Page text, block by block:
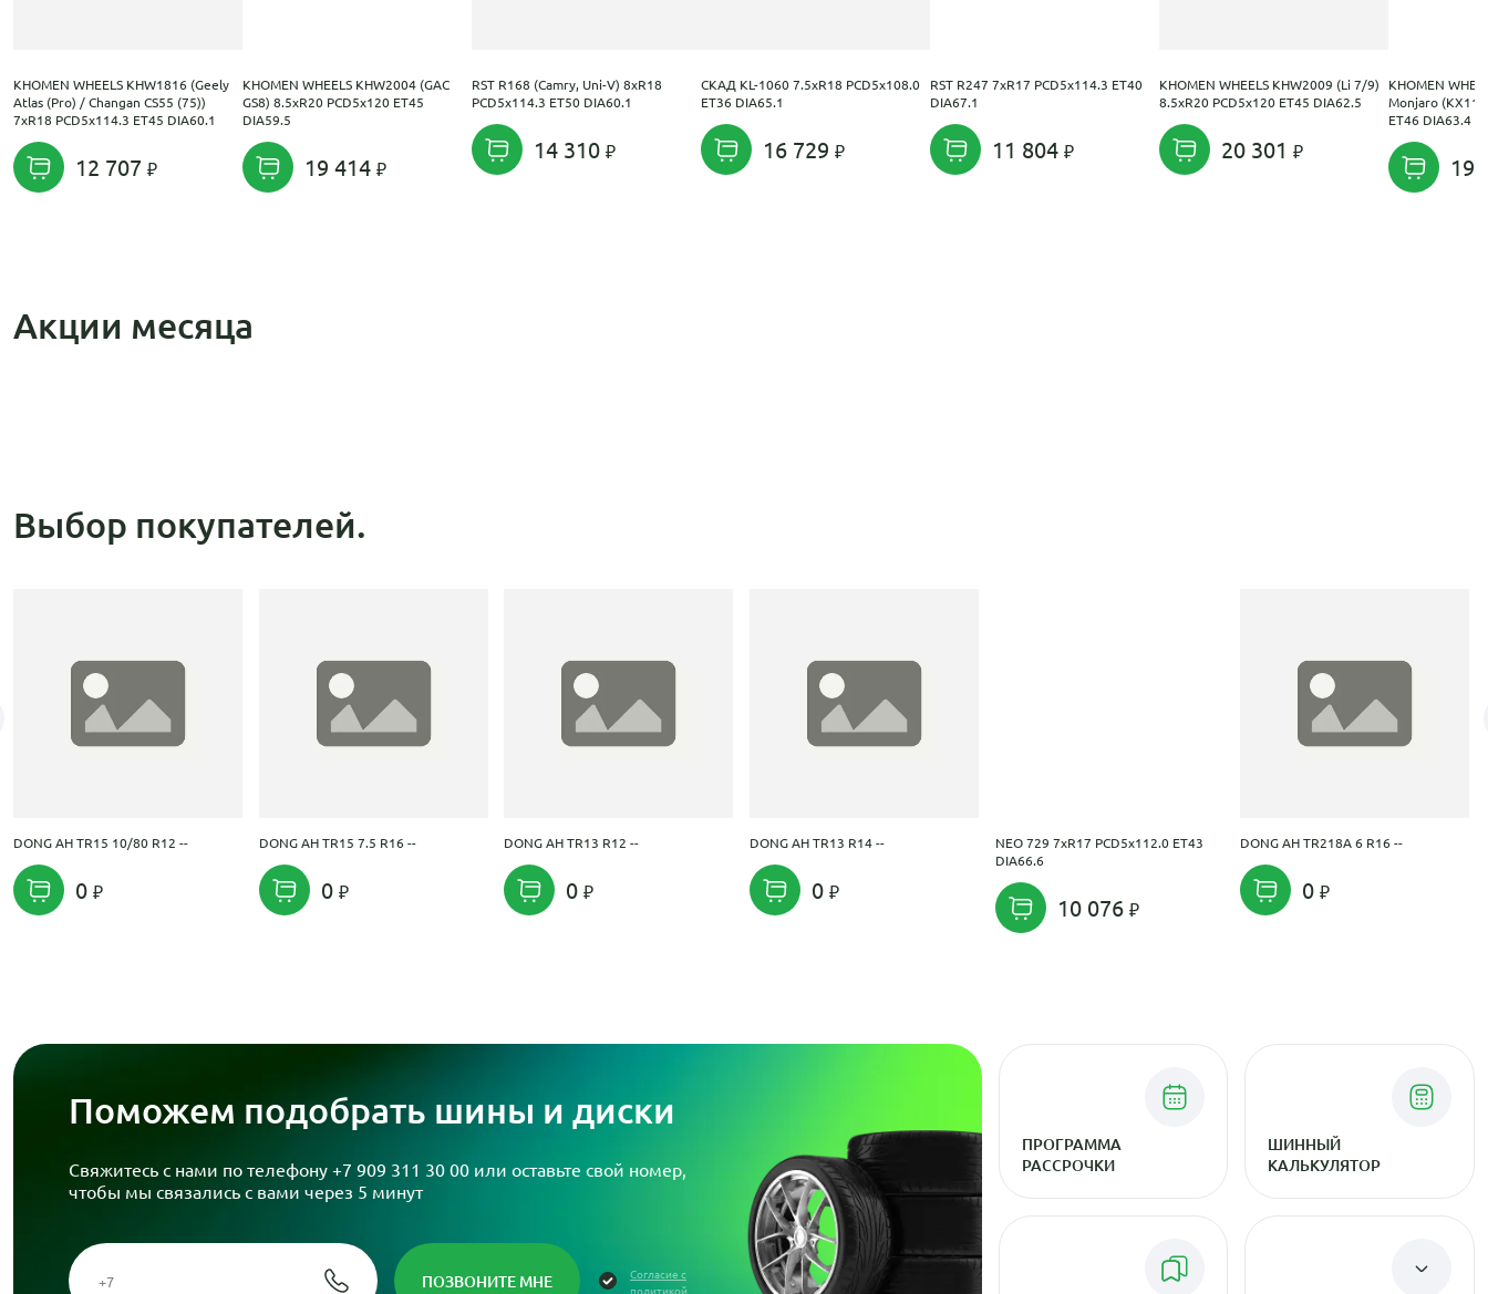
KHOMEN WHEELS KHW1816 (Geely
Atlas (Pro) / Changan CS55 (75))
7xR18 PCD5x114.3 ET45 DIA60.1
12 707
KHOMEN WHEELS KHW2004 (GAC
GS8) 8.5xR20 PCD5x120 ET45
DIA59.5
19 414
RST R168 (Camry, Uni-V) 8xR18
PCD5x114.3 ET50 DIA60.1
14 310
СКАД KL-1060 7.5xR18 PCD5x108.0
ET36 DIA65.1
16 729
RST R247 7xR17 PCD5x114.3 ET40
DIA67.1
11 804
KHOMEN WHEELS KHW2009 (Li 7/9)
8.5xR20 PCD5x120 ET45 DIA62.5
20 301
KHOMEN
Monjaro
ET46 DIA63.4
19
Акции месяца
Выбор покупателей.
DONG AH TR15 10/80 R12 --
0
DONG AH TR15 7.5 R16 --
0
DONG AH TR13 R12 --
0
DONG AH TR13 R14 --
0
NEO 729 7xR17 PCD5x112.0 ET43
DIA66.6
10 076
DONG AH TR218A 6 R16 --
0
Поможем подобрать шины и диски
Свяжитесь с нами по телефону +7 909 311 30 00 или оставьте свой номер,
чтобы мы связались с вами через 5 минут
Согласие с
политикой
ПРОГРАММА
РАССРОЧКИ
ШИННЫЙ
КАЛЬКУЛЯТОР